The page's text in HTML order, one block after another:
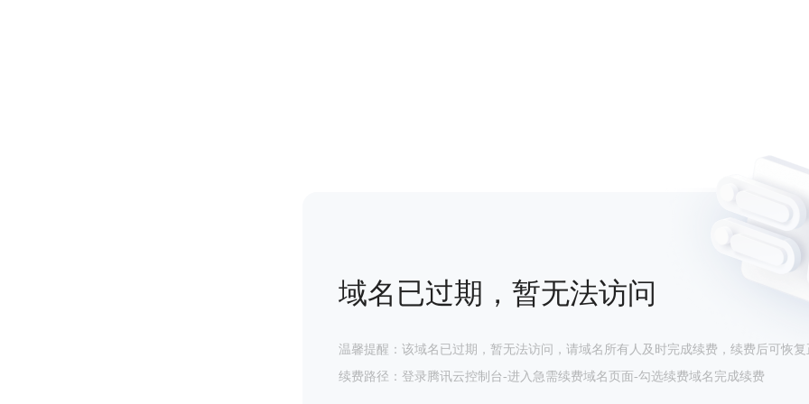
域名已过期，暂无法访问
温馨提醒：该域名已过期，暂无法访问，请域名所有人及时完成续费，续费后可恢复
续费路径：登录腾讯云控制台-进入急需续费域名页面-勾选续费域名完成续费